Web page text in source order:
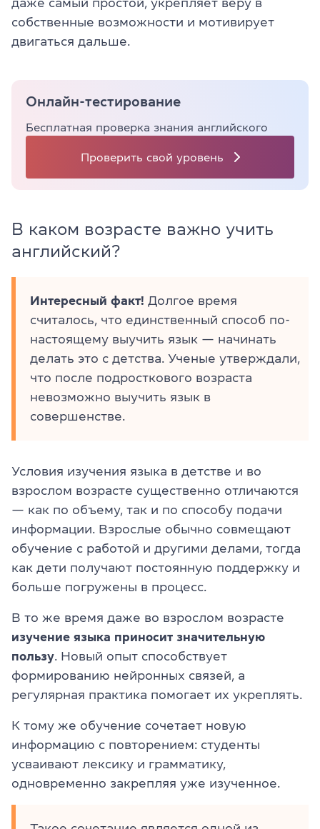
собственные возможности и мотивирует
двигаться дальше.
Онлайн-тестирование
Бесплатная проверка знания английского
Проверить свой уровень
В каком возрасте важно учить
английский?
Интересный факт! Долгое время
считалось, что единственный способ по-
настоящему выучить язык — начинать
делать это с детства. Ученые утверждали,
что после подросткового возраста
невозможно выучить язык в
совершенстве.
Условия изучения языка в детстве и во
взрослом возрасте существенно отличаются
— как по объему, так и по способу подачи
информации. Взрослые обычно совмещают
обучение с работой и другими делами, тогда
как дети получают постоянную поддержку и
больше погружены в процесс.
В то же время даже во взрослом возрасте
изучение языка приносит значительную
пользу . Новый опыт способствует
формированию нейронных связей, а
регулярная практика помогает их укреплять.
К тому же обучение сочетает новую
информацию с повторением: студенты
усваивают лексику и грамматику,
одновременно закрепляя уже изученное.